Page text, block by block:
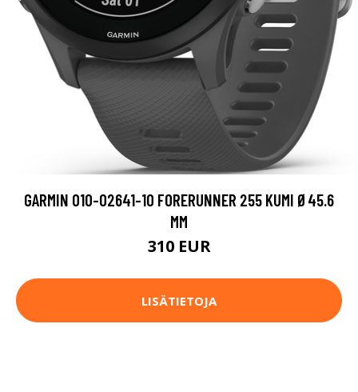
GARMIN 010-02641-10 FORERUNNER 255 KUMI Ø45.6
MM
310 EUR
LISÄTIETOJA